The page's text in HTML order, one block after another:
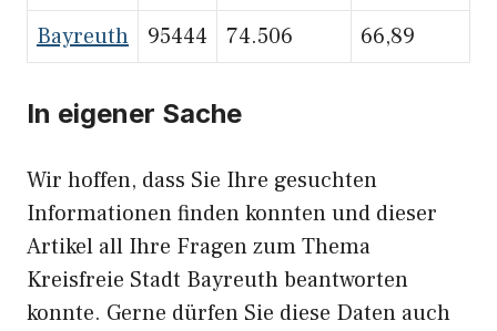
Bayreuth
95444 74.506 66,89
In eigener Sache
Wir hoffen, dass Sie Ihre gesuchten
Informationen finden konnten und dieser
Artikel all Ihre Fragen zum Thema
Kreisfreie Stadt Bayreuth beantworten
konnte. Gerne dürfen Sie diese Daten auch